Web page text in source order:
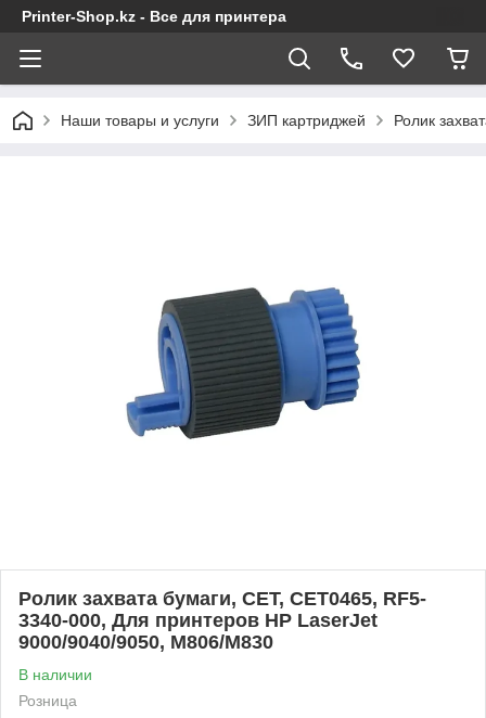
Printer-Shop.kz - Все для принтера
Наши товары и услуги ЗИП картриджей Ролик
Ролик захвата бумаги, CET, CET0465, RF5-
3340-000, Для принтеров HP LaserJet
9000/9040/9050, M806/M830
В наличии
Розница